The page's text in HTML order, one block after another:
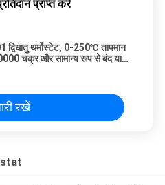
प्राप्त करें
द्विधातु थर्मोस्टेट, 0-250℃ तापमान
चक्र और सामान्य रूप से बंद या
रखें